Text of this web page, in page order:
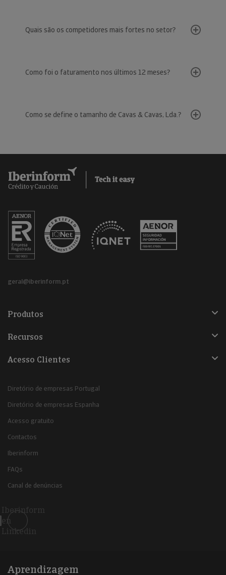
Quais são os competidores mais fortes no setor?
Como foi o faturamento nos últimos 12 meses?
Como se define o tamanho de Cavas & Cavas, Lda.?
geral@iberinform.pt
Produtos
Recursos
Acesso Clientes
Diretório de empresas Portugal
Diretório de empresas Espanha
Acesso gratuito
Contactos
Iberinform
FAQs
Canal de denúncias
Iberinform
en
Linkedin
Aprendizagem